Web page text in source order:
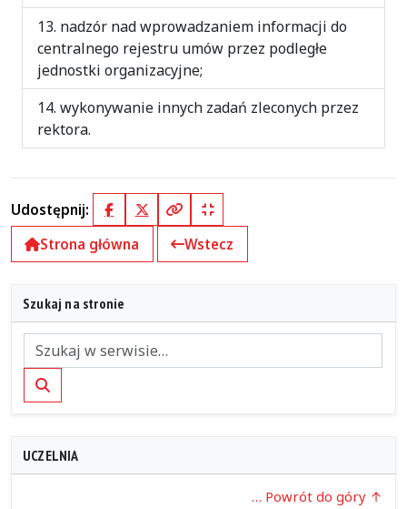
nadzór nad wprowadzaniem informacji do
centralnego rejestru umów przez podległe
jednostki organizacyjne;
wykonywanie innych zadań zleconych przez
rektora.
Udostępnij: FacebookX (Twitter)
Kopiuj pełny link
Kopiuj krótki link
Strona główna
Wstecz
Szukaj na stronie
Szukaj
UCZELNIA
… Powrót do góry